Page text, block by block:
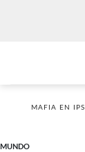
MAFIA EN IPS
MUNDO